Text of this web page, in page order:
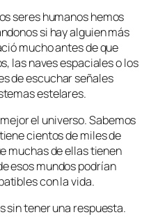
seres humanos hemos
si hay alguien más
mucho antes de que
las naves espaciales o los
de escuchar señales
estelares.
el universo. Sabemos
cientos de miles de
muchas de ellas tienen
esos mundos podrían
con la vida.
sin tener una respuesta.